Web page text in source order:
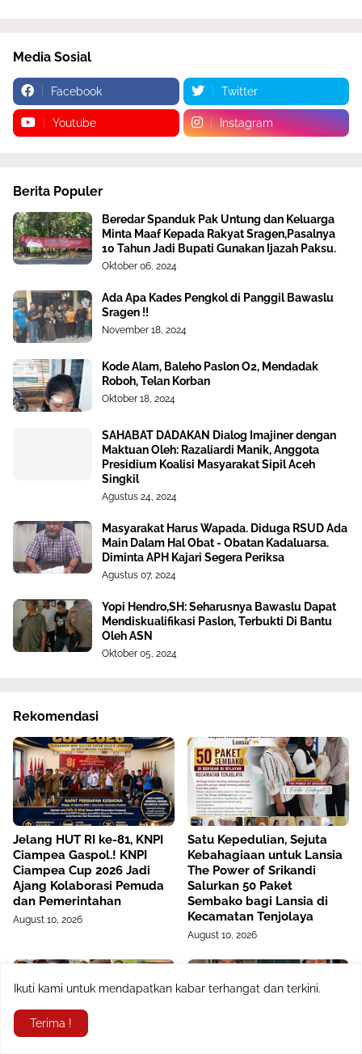
Media Sosial
Facebook Twitter
Youtube Instagram
Berita Populer
Beredar Spanduk Pak Untung dan Keluarga
Minta Maaf Kepada Rakyat Sragen,Pasalnya
10 Tahun Jadi Bupati Gunakan Ijazah Paksu.
Oktober 06, 2024
Ada Apa Kades Pengkol di Panggil Bawaslu
Sragen !!
November 18, 2024
Kode Alam, Baleho Paslon O2, Mendadak
Roboh, Telan Korban
Oktober 18, 2024
SAHABAT DADAKAN Dialog Imajiner dengan
Maktuan Oleh: Razaliardi Manik, Anggota
Presidium Koalisi Masyarakat Sipil Aceh
Singkil
Agustus 24, 2024
Masyarakat Harus Wapada. Diduga RSUD Ada
Main Dalam Hal Obat - Obatan Kadaluarsa.
Diminta APH Kajari Segera Periksa
Agustus 07, 2024
Yopi Hendro,SH: Seharusnya Bawaslu Dapat
Mendiskualifikasi Paslon, Terbukti Di Bantu
Oleh ASN
Oktober 05, 2024
Rekomendasi
Jelang HUT RI ke-81, KNPI
Ciampea Gaspol.! KNPI
Ciampea Cup 2026 Jadi
Ajang Kolaborasi Pemuda
dan Pemerintahan
August 10, 2026
Satu Kepedulian, Sejuta
Kebahagiaan untuk Lansia
The Power of Srikandi
Salurkan 50 Paket
Sembako bagi Lansia di
Kecamatan Tenjolaya
August 10, 2026
Ikuti kami untuk mendapatkan kabar terhangat dan terkini.
Terima !